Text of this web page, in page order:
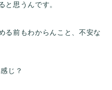
と思うんです。
る前もわからんこと、不安な
じ？